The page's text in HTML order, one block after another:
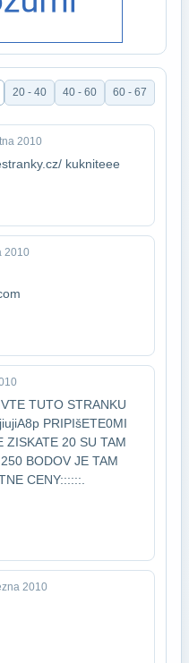
20 - 40 40 - 60 60 - 67
2010
kukniteee
2010
TUTO STRANKU
PRIPIšETE0​MI
ZISKATE 20 SU TAM
BODOV JE TAM
CENY::::::.
2010